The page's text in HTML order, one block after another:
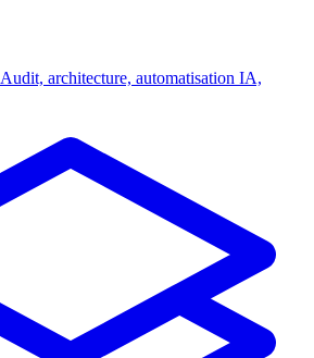
Audit, architecture, automatisation IA,